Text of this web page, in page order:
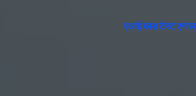
एआई ब्लड टेस्ट